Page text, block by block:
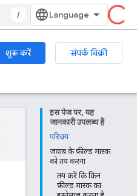
/
शुरू करें
संपर्क बिक्री
इस पेज पर, यह
जानकारी उपलब्ध है
परिचय
जवाब के फ़ील्ड मास्क
को तय करना
तय करें कि किन
फ़ील्ड मास्क का